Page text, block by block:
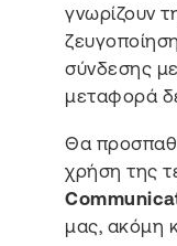
γνωρίζουν
σύνδεσης
μεταφορά
Θα
χρήση της
μας, ακόμη